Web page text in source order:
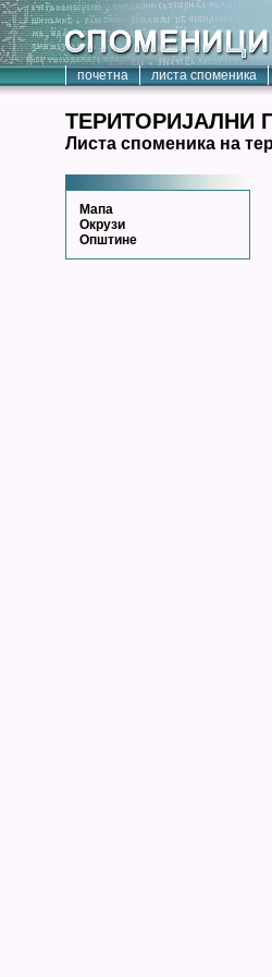
почетна листа споменика
ТЕРИТОРИЈАЛНИ
Листа споменика на
Мапа
Окрузи
Општине